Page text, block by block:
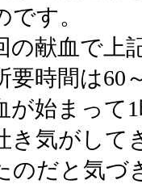
です。
の献血で上
要時間は60
が始まって
き気がして
のだと気づ